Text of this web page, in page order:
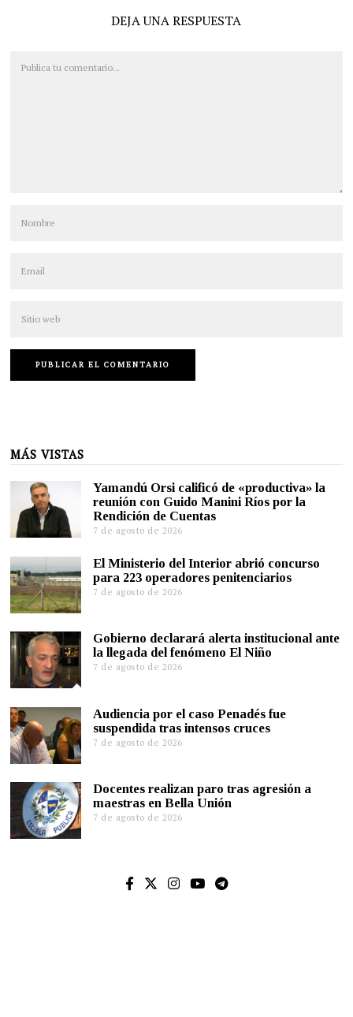
DEJA UNA RESPUESTA
MÁS VISTAS
Yamandú Orsi calificó de «productiva» la
reunión con Guido Manini Ríos por la
Rendición de Cuentas
7 de agosto de 2026
El Ministerio del Interior abrió concurso
para 223 operadores penitenciarios
7 de agosto de 2026
Gobierno declarará alerta institucional ante
la llegada del fenómeno El Niño
7 de agosto de 2026
Audiencia por el caso Penadés fue
suspendida tras intensos cruces
7 de agosto de 2026
Docentes realizan paro tras agresión a
maestras en Bella Unión
7 de agosto de 2026